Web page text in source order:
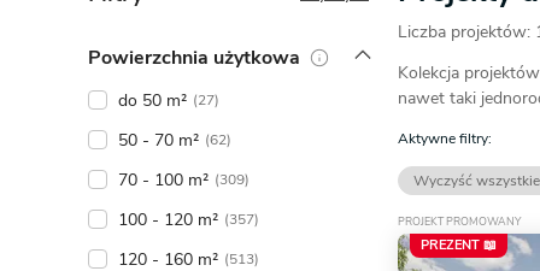
KONSTRUKCJA
STYL
ZABUDOWA
Zobacz wszystkie kategorie
Działka
PRZEPISY I FORMALNOŚCI
FINANSE I KOSZTY
OZE
Powierzchnia użytkowa
do 50 m² (27)
50 - 70 m² (62)
70 - 100 m² (309)
100 - 120 m² (357)
120 - 160 m² (513)
Liczba projektów:
Kolekcja
nawet taki
Aktywne filtry:
Wyczyść wszystkie
PROJEKT PROMOWANY
PREZENT 📖